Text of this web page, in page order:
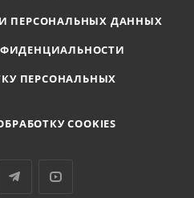
ПЕРСОНАЛЬНЫХ ДАННЫХ
ПЕРСОНАЛЬНЫХ
COOKIES